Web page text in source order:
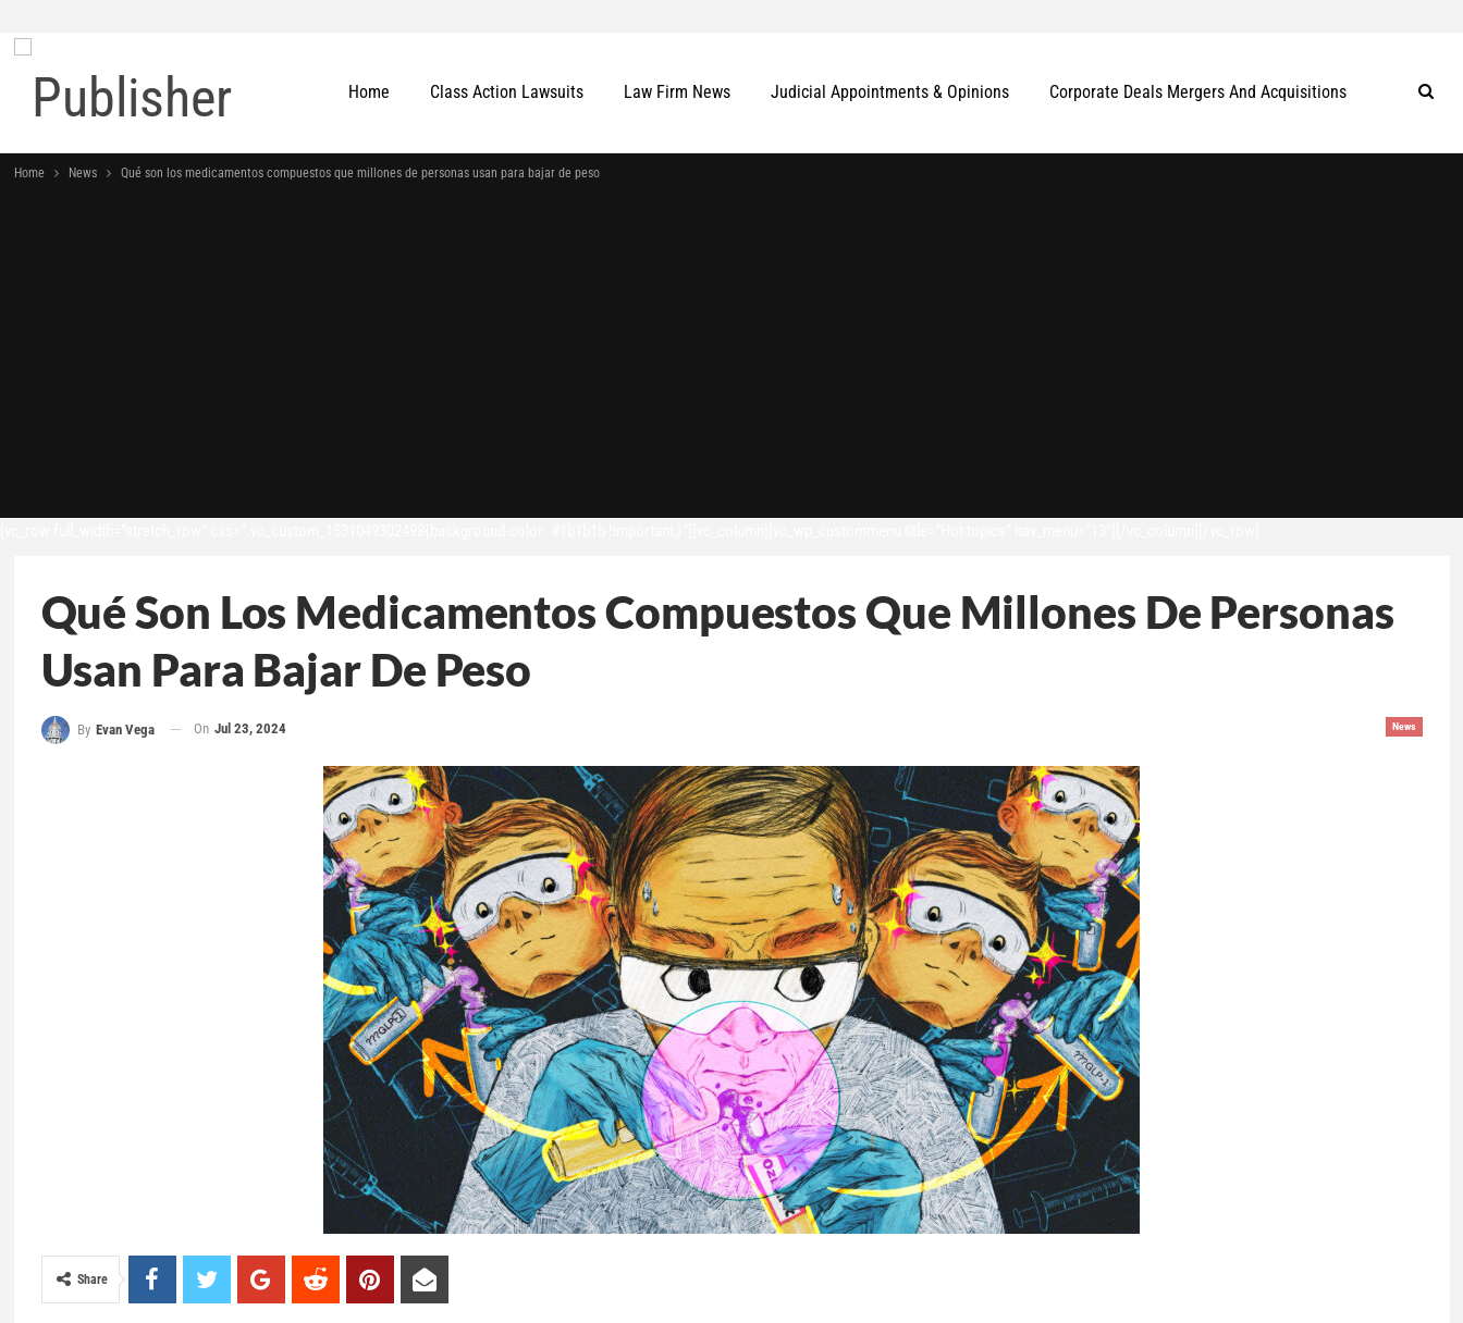
Home Class Action Lawsuits Law Firm News Judicial Appointments & Opinions Corporate Deals Mergers And Acquisitions
Home News Qué son los medicamentos compuestos que millones de personas usan para bajar de peso
Qué Son Los Medicamentos Compuestos Que Millones De Personas
Usan Para Bajar De Peso
News
By Evan Vega On Jul 23, 2024
Share